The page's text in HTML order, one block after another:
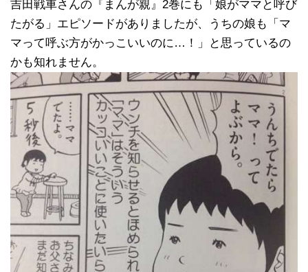
吉田戦車さんの『まんが親』2巻にも「娘がママと呼び
たがる」エピソードがありましたが、うちの娘も「マ
マって呼ぶ方がかっこいいのに…！」と思っているの
かも知れません。